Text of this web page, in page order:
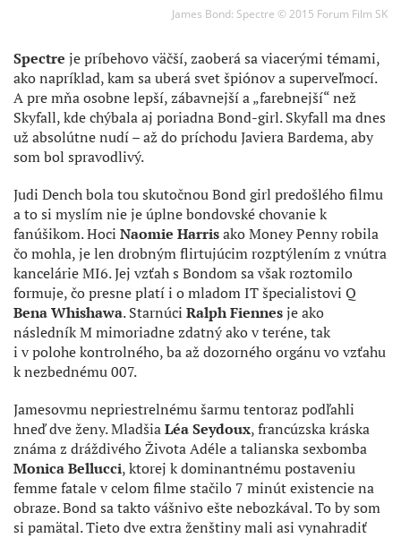
James Bond: Spectre © 2015 Forum Film SK
Spectre je príbehovo väčší, zaoberá sa viacerými témami,
ako napríklad, kam sa uberá svet špiónov a superveľmocí.
A pre mňa osobne lepší, zábavnejší a „farebnejší“ než
Skyfall, kde chýbala aj poriadna Bond-girl. Skyfall ma dnes
už absolútne nudí – až do príchodu Javiera Bardema, aby
som bol spravodlivý.
Judi Dench bola tou skutočnou Bond girl predošlého filmu
a to si myslím nie je úplne bondovské chovanie k
fanúšikom. Hoci Naomie Harrisako Money Penny robila
čo mohla, je len drobným flirtujúcim rozptýlením z vnútra
kancelárie MI6. Jej vzťah s Bondom sa však roztomilo
formuje, čo presne platí i o mladom IT špecialistovi Q
Bena Whishawa. Starnúci Ralph Fiennesje ako
následník M mimoriadne zdatný ako v teréne, tak
i v polohe kontrolného, ba až dozorného orgánu vo vzťahu
k nezbednému 007.
Jamesovmu nepriestrelnému šarmu tentoraz podľahli
hneď dve ženy. MladšiaLéa Seydoux, francúzska kráska
známa z dráždivého Života Adéle a talianska sexbomba
Monica Bellucci, ktorej k dominantnému postaveniu
femme fatale v celom filme stačilo 7 minút existencie na
obraze. Bond sa takto vášnivo ešte nebozkával. To by som
si pamätal. Tieto dve extra ženštiny mali asi vynahradiť